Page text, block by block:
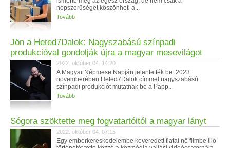
népszerűséget köszönheti a...
Tovább
Jön a Heted7Dalok: Nagyszabású színpadi
produkcióval gondolják újra a magyar mesevilágot
2022. október 04. 14:20
A Magyar Népmese Napján jelentették be: 2023
novemberében Heted7Dalok címmel nagyszabású
színpadi produkciót mutatnak be a Papp...
Tovább
Sógora szöktette meg fogvatartóitól a magyar lányt
2022. október 04. 07:15
Egy emberkereskedelembe keveredett fiatal nő filmbe illő